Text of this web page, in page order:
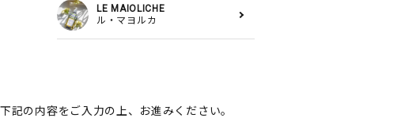
LE MAIOLICHE
ル・マヨルカ
下記の内容をご入力の上、お進みください。